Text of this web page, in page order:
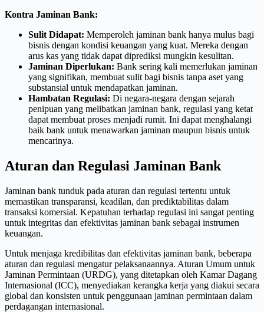
Kontra Jaminan Bank:
Sulit Didapat: Memperoleh jaminan bank hanya mulus bagi
bisnis dengan kondisi keuangan yang kuat. Mereka dengan
arus kas yang tidak dapat diprediksi mungkin kesulitan.
Jaminan Diperlukan: Bank sering kali memerlukan jaminan
yang signifikan, membuat sulit bagi bisnis tanpa aset yang
substansial untuk mendapatkan jaminan.
Hambatan Regulasi: Di negara-negara dengan sejarah
penipuan yang melibatkan jaminan bank, regulasi yang ketat
dapat membuat proses menjadi rumit. Ini dapat menghalangi
baik bank untuk menawarkan jaminan maupun bisnis untuk
mencarinya.
Aturan dan Regulasi Jaminan Bank
Jaminan bank tunduk pada aturan dan regulasi tertentu untuk
memastikan transparansi, keadilan, dan prediktabilitas dalam
transaksi komersial. Kepatuhan terhadap regulasi ini sangat penting
untuk integritas dan efektivitas jaminan bank sebagai instrumen
keuangan.
Untuk menjaga kredibilitas dan efektivitas jaminan bank, beberapa
aturan dan regulasi mengatur pelaksanaannya. Aturan Umum untuk
Jaminan Permintaan (URDG), yang ditetapkan oleh Kamar Dagang
Internasional (ICC), menyediakan kerangka kerja yang diakui secara
global dan konsisten untuk penggunaan jaminan permintaan dalam
perdagangan internasional.